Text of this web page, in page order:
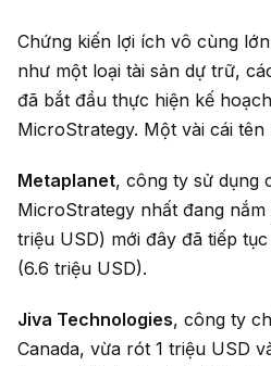
Chứng kiến lợi ích vô cùng
như một loại tài sản dự trữ,
đã bắt đầu thực hiện kế
MicroStrategy. Một vài cái tên
Metaplanet, công ty sử dụng
MicroStrategy nhất đang
triệu USD) mới đây đã tiếp
(6.6 triệu USD).
Jiva Technologies, công ty
Canada, vừa rót 1 triệu USD